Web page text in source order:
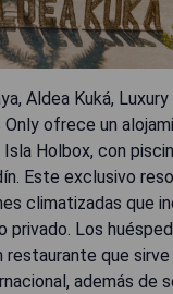
Aldea Kuká,
ofrece un
Holbox, con
Este exclusivo
climatizadas que
privado. Los
restaurante que
además de